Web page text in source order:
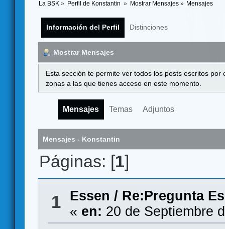
La BSK » Perfil de Konstantin » Mostrar Mensajes» Mensajes
Información del Perfil Distinciones
Mostrar Mensajes
Esta sección te permite ver todos los posts escritos
zonas a las que tienes acceso en este momento.
Mensajes Temas Adjuntos
Mensajes - Konstantin
Páginas: [1]
1 Essen / Re:Pregunta
« en: 20 de Septiembre